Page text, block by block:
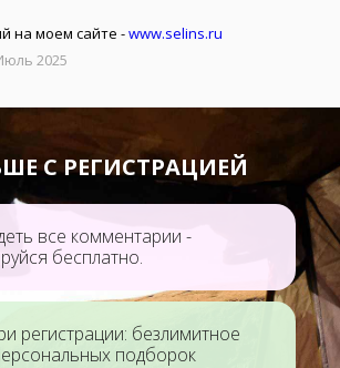
на моем сайте -www.selins.ru
2025
С РЕГИСТРАЦИЕЙ
все комментарии -
бесплатно.
регистрации: безлимитное
подборок